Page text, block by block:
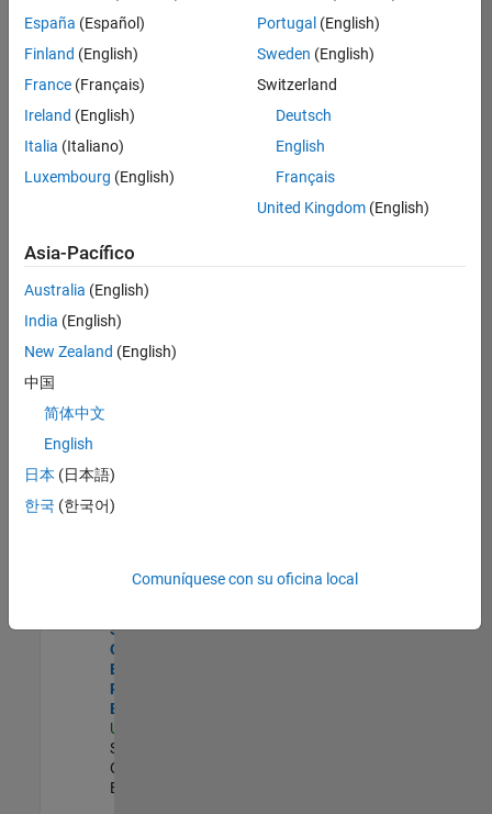
han
traducido
todos
los
empleos.
Busque
por
ubicación
todos
empleos
en su
zona.
Director, Software Pricing and Licensing Strategy
Licensing
US-MA-Natick
Experimentado
Strategy &
Operations
Business
Partner-
Enterprise
US-MA-Natick
Sales
Operations |
Experimentado
España (Español)
Finland (English)
France (Français)
Ireland (English)
Italia (Italiano)
Luxembourg (English)
Portugal (English)
Sweden (English)
Switzerland
Deutsch
English
Français
United Kingdom(English)
Asia-Pacífico
Australia (English)
India (English)
New Zealand (English)
中国
简体中文
English
日本 (日本語)
한국 (한국어)
Comuníquese con su oficina local